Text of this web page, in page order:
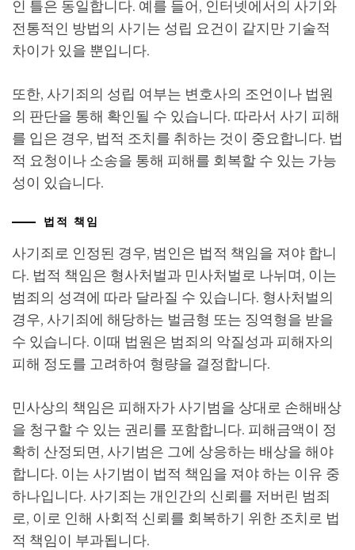
인 틀은 동일합니다. 예를 들어, 인터넷에서의 사기와
전통적인 방법의 사기는 성립 요건이 같지만 기술적
차이가 있을 뿐입니다.
또한, 사기죄의 성립 여부는 변호사의 조언이나 법원
의 판단을 통해 확인될 수 있습니다. 따라서 사기 피해
를 입은 경우, 법적 조치를 취하는 것이 중요합니다. 법
적 요청이나 소송을 통해 피해를 회복할 수 있는 가능
성이 있습니다.
법적 책임
사기죄로 인정된 경우, 범인은 법적 책임을 져야 합니
다. 법적 책임은 형사처벌과 민사처벌로 나뉘며, 이는
범죄의 성격에 따라 달라질 수 있습니다. 형사처벌의
경우, 사기죄에 해당하는 벌금형 또는 징역형을 받을
수 있습니다. 이때 법원은 범죄의 악질성과 피해자의
피해 정도를 고려하여 형량을 결정합니다.
민사상의 책임은 피해자가 사기범을 상대로 손해배상
을 청구할 수 있는 권리를 포함합니다. 피해금액이 정
확히 산정되면, 사기범은 그에 상응하는 배상을 해야
합니다. 이는 사기범이 법적 책임을 져야 하는 이유 중
하나입니다. 사기죄는 개인간의 신뢰를 저버린 범죄
로, 이로 인해 사회적 신뢰를 회복하기 위한 조치로 법
적 책임이 부과됩니다.